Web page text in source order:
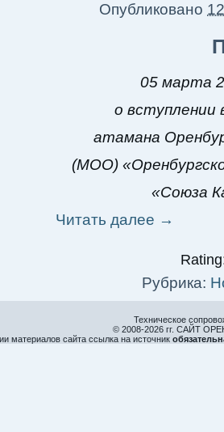
Опубликовано
05 марта
о вступлении
атамана
(МОО)
«Союза
Читать далее →
Рубрика:
Техническое
© 2008-2026 гг. САЙТ
материалов сайта ссылка на источник